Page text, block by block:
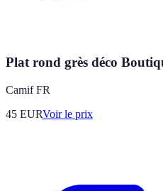
Plat rond grès déco
Camif FR
45 EURVoir le prix